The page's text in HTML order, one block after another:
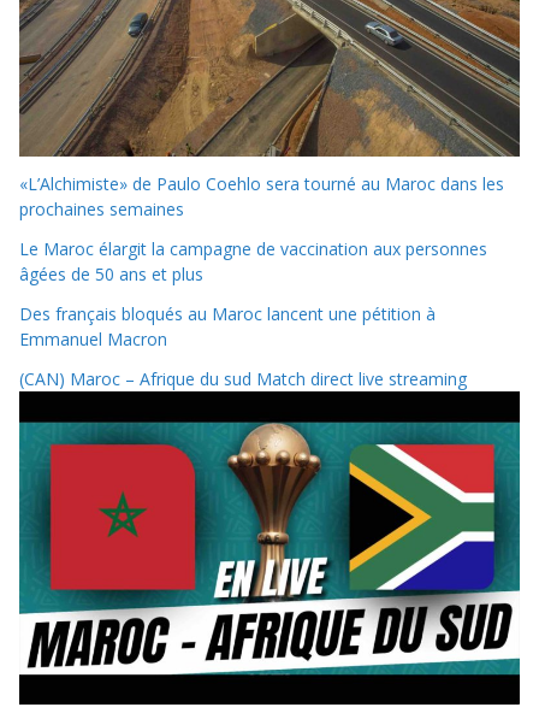
«L’Alchimiste» de Paulo Coehlo sera tourné au Maroc dans les
prochaines semaines
Le Maroc élargit la campagne de vaccination aux personnes
âgées de 50 ans et plus
Des français bloqués au Maroc lancent une pétition à
Emmanuel Macron
(CAN) Maroc – Afrique du sud Match direct live streaming